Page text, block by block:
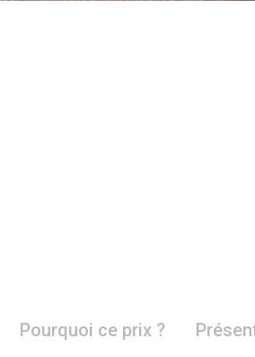
Pourquoi ce prix ?